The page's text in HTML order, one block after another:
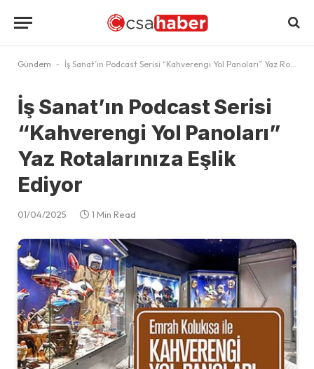
Gündem - İş Sanat’ın Podcast Serisi “Kahverengi Yol Panoları” Yaz Rotalarınıza Eşlik Ediyor
İş Sanat’ın Podcast Serisi
“Kahverengi Yol Panoları”
Yaz Rotalarınıza Eşlik
Ediyor
01/04/2025 1 Min Read